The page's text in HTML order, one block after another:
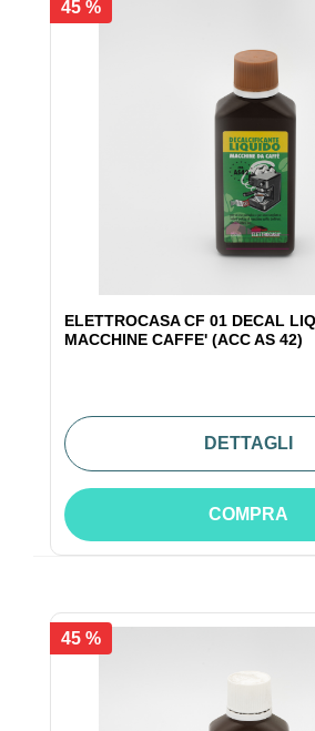
45 %
ELETTROCASA CF 01 DECAL
MACCHINE CAFFE' (ACC AS 42)
DETTAGLI
COMPRA
45 %